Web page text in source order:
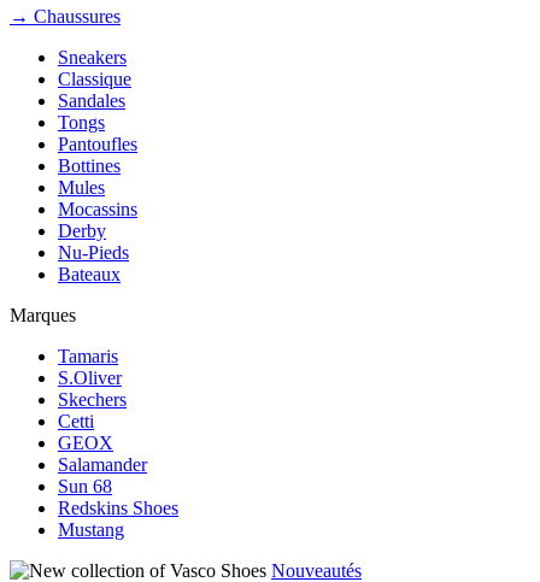
→ Chaussures
Sneakers
Classique
Sandales
Tongs
Pantoufles
Bottines
Mules
Mocassins
Derby
Nu-Pieds
Bateaux
Marques
Tamaris
S.Oliver
Skechers
Cetti
GEOX
Salamander
Sun 68
Redskins Shoes
Mustang
Nouveautés